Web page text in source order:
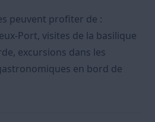
peuvent profiter de :
Port, visites de la basilique
excursions dans les
en bord de